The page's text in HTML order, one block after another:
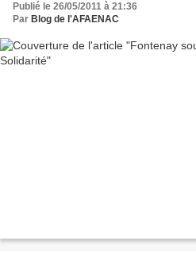
Publié le 26/05/2011 à 21:36
Par Blog de l'AFAENAC